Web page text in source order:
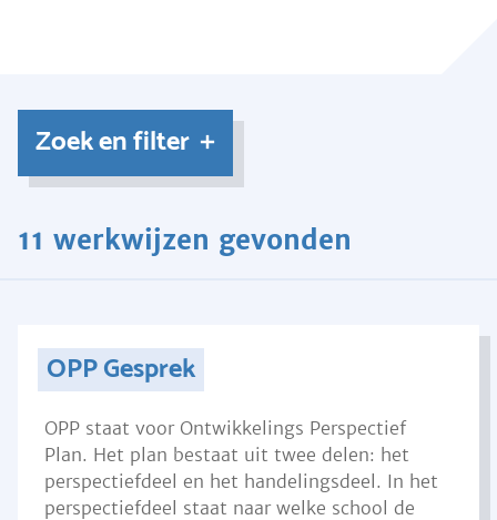
Zoek en filter
11 werkwijzen gevonden
OPP Gesprek
OPP staat voor Ontwikkelings Perspectief
Plan. Het plan bestaat uit twee delen: het
perspectiefdeel en het handelingsdeel. In het
perspectiefdeel staat naar welke school de